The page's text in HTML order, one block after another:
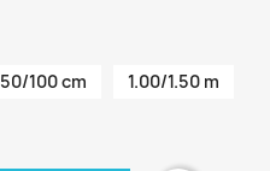
50/100 cm 1.00/1.50 m